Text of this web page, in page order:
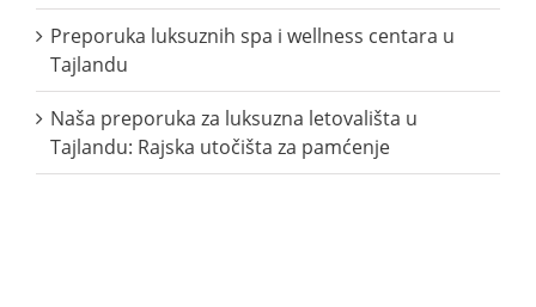
Preporuka luksuznih spa i wellness centara u
Tajlandu
Naša preporuka za luksuzna letovališta u
Tajlandu: Rajska utočišta za pamćenje